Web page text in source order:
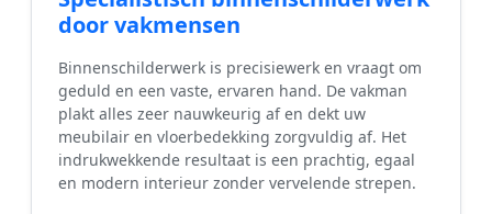
door vakmensen
Binnenschilderwerk is precisiewerk en vraagt om
geduld en een vaste, ervaren hand. De vakman
plakt alles zeer nauwkeurig af en dekt uw
meubilair en vloerbedekking zorgvuldig af. Het
indrukwekkende resultaat is een prachtig, egaal
en modern interieur zonder vervelende strepen.